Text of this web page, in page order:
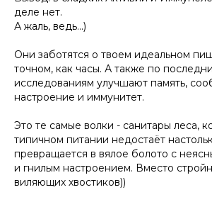
деле нет.
А жаль, ведь...)
Они заботятся о твоем идеальном
точном, как часы. А также по
исследованиям улучшают память,
настроение и иммунитет.
Это те самые волки - санитары леса,
типичном питании недостаёт
превращается в вялое болото с
и гнилым настроением. Вместо
виляющих хвостиков))